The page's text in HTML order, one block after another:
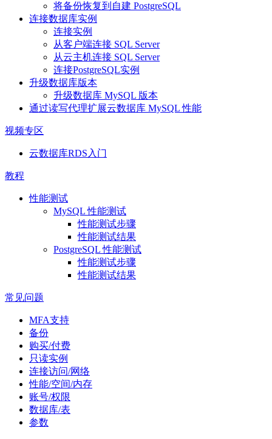
将备份恢复到自建 PostgreSQL
连接数据库实例
连接实例
从客户端连接 SQL Server
从云主机连接 SQL Server
连接PostgreSQL实例
升级数据库版本
升级数据库 MySQL 版本
通过读写代理扩展云数据库 MySQL 性能
视频专区
云数据库RDS入门
教程
性能测试
MySQL 性能测试
性能测试步骤
性能测试结果
PostgreSQL 性能测试
性能测试步骤
性能测试结果
常见问题
MFA支持
备份
购买/付费
只读实例
连接访问/网络
性能/空间/内存
账号/权限
数据库/表
参数